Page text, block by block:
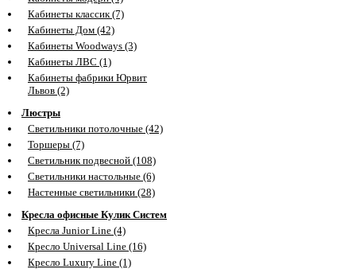
Кабинеты классик (7)
Кабинеты Дом (42)
Кабинеты Woodways (3)
Кабинеты ЛВС (1)
Кабинеты фабрики Юрвит
Львов (2)
Люстры
Светильники потолочные (42)
Торшеры (7)
Светильник подвесной (108)
Светильники настольные (6)
Настенные светильники (28)
Кресла офисные Кулик Систем
Кресла Junior Line (4)
Кресло Universal Line (16)
Кресло Luxury Line (1)